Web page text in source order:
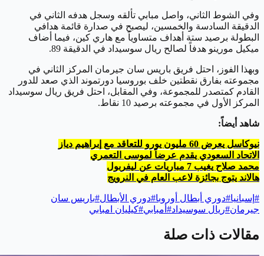
وفي الشوط الثاني، واصل مبابي تألقه وسجل هدفه الثاني في
الدقيقة السادسة والخمسين، ليصبح في صدارة قائمة هدافي
البطولة برصيد ستة أهداف متساوياً مع هاري كين، فيما أضاف
ميكيل مورينو هدفاً لصالح ريال سوسيداد في الدقيقة 89.
وبهذا الفوز، احتل فريق باريس سان جيرمان المركز الثاني في
مجموعته بفارق نقطتين خلف بوروسيا دورتموند الذي صعد للدور
القادم كمتصدر للمجموعة، وفي المقابل، احتل فريق ريال سوسيداد
المركز الأول في مجموعته برصيد 10 نقاط.
شاهد أيضاً:
نيوكاسل يعرض 60 مليون يورو للتعاقد مع إبراهيم دياز
الاتحاد السعودي يقدم عرضاً لموسى التعمري
محمد صلاح يغيب 7 مباريات عن ليفربول
هالاند يتوج بجائزة لاعب العام في النرويج
# إسبانيا#دوري أبطال أوروبا#دوري الأبطال#باريس سان
جيرمان#ريال سوسيداد# أمبابي#كيليان امبابي
مقالات ذات صلة